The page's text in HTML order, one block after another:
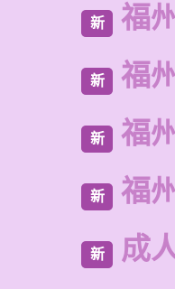
新 福
新 福
新 福
新 福
新 成